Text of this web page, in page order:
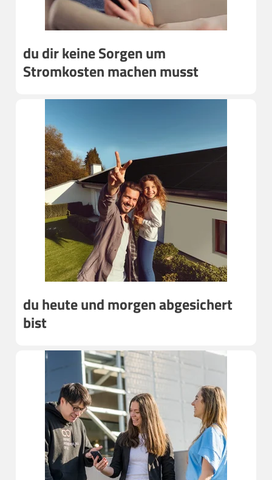
du dir keine Sorgen um
Stromkosten machen musst
du heute und morgen abgesichert
bist